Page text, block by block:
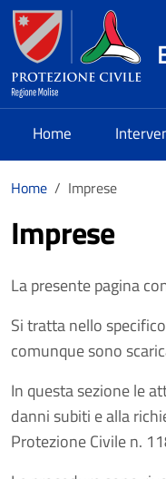
Salta al contenuto principale
Home
Home Imprese
Imprese
La presente pagina
Si tratta nello
comunque sono
In questa sezione le
danni subiti e alla
Protezione Civile n.